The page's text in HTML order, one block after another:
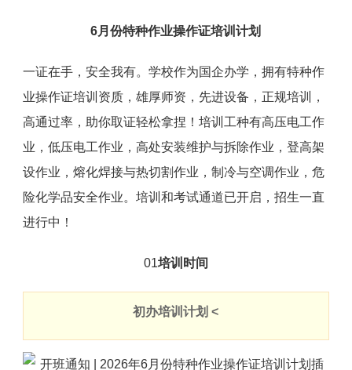
6月份特种作业操作证培训计划
一证在手，安全我有。学校作为国企办学，拥有特种作
业操作证培训资质，雄厚师资，先进设备，正规培训，
高通过率，助你取证轻松拿捏！培训工种有高压电工作
业，低压电工作业，高处安装维护与拆除作业，登高架
设作业，熔化焊接与热切割作业，制冷与空调作业，危
险化学品安全作业。培训和考试通道已开启，招生一直
进行中！
01培训时间
初办培训计划 <